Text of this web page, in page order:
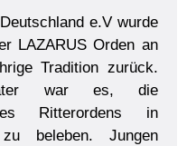
e.V wurde
LAZARUS Orden an
Tradition zurück.
war es, die
Ritterordens in
beleben. Jungen